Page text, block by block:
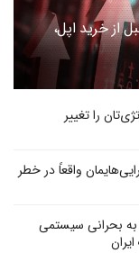
از خرید اپل،
را تغییر
واقعاً در خطر
به بحرانی سیستمی